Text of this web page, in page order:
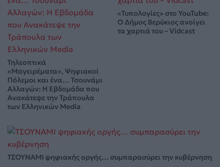
Τηλεοπτικά
«Μαγειρέματα», Ψηφιακοί
Πόλεμοι και ένα… Τσουνάμι
Αλλαγών: Η Εβδομάδα που
Ανακάτεψε την Τράπουλα
των Ελληνικών Media
«Τυπολογίες» στο YouTube:
Ο Δήμος Βερύκιος ανοίγει
τα χαρτιά του – Vidcast
ΤΣΟΥΝΑΜΙ ψηφιακής οργής… συμπαρασύρει την κυβέρνηση